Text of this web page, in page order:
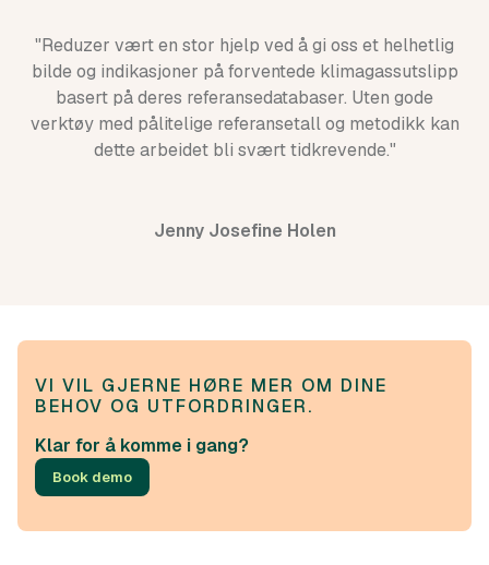
"Reduzer vært en stor hjelp ved å gi oss et helhetlig
bilde og indikasjoner på forventede klimagassutslipp
basert på deres referansedatabaser. Uten gode
verktøy med pålitelige referansetall og metodikk kan
dette arbeidet bli svært tidkrevende."
Jenny Josefine Holen
VI VIL GJERNE HØRE MER OM DINE
BEHOV OG UTFORDRINGER.
Klar for å komme i gang?
Book demo